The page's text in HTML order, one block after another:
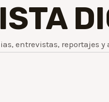
entrevistas, reportajes y